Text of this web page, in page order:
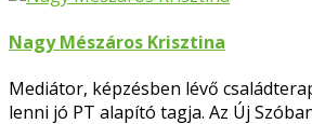
Nagy Mészáros Krisztina
Mediátor, képzésben lévő
lenni jó PT alapító tagja. Az Új